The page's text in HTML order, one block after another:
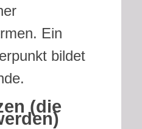
Ein
bildet
(die